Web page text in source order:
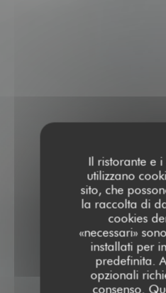
Il ristorante e
utilizzano
sito, che
la raccolta di
cookies
«necessari»
installati per
predefinita.
opzionali
consenso.